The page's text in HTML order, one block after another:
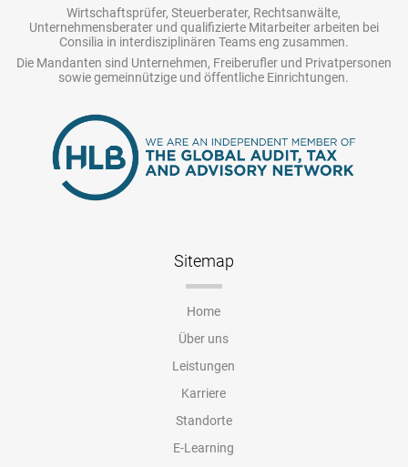
Wirtschaftsprüfer, Steuerberater, Rechtsanwälte,
Unternehmensberater und qualifizierte Mitarbeiter arbeiten bei
Consilia in interdisziplinären Teams eng zusammen.
Die Mandanten sind Unternehmen, Freiberufler und Privatpersonen
sowie gemeinnützige und öffentliche Einrichtungen.
Sitemap
Home
Über uns
Leistungen
Karriere
Standorte
E-Learning